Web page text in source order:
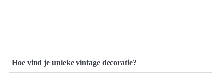
Hoe vind je unieke vintage decoratie?